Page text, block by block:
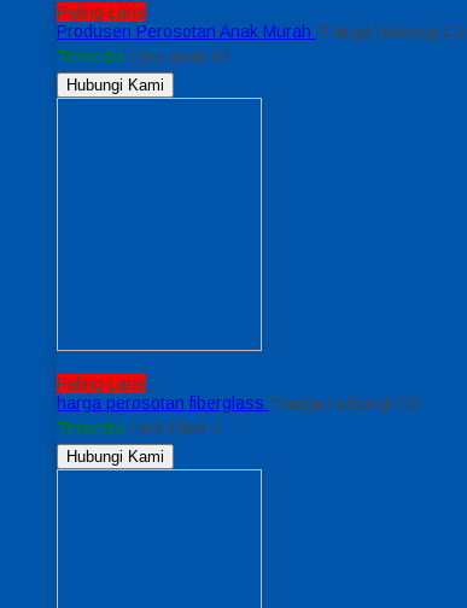
Paling Laris
Produsen Perosotan Anak Murah *Harga Hubungi CS
Tersedia / prs anak 02
Hubungi Kami
Paling Laris
harga perosotan fiberglass *Harga Hubungi CS
Tersedia / prs Fiber 1
Hubungi Kami